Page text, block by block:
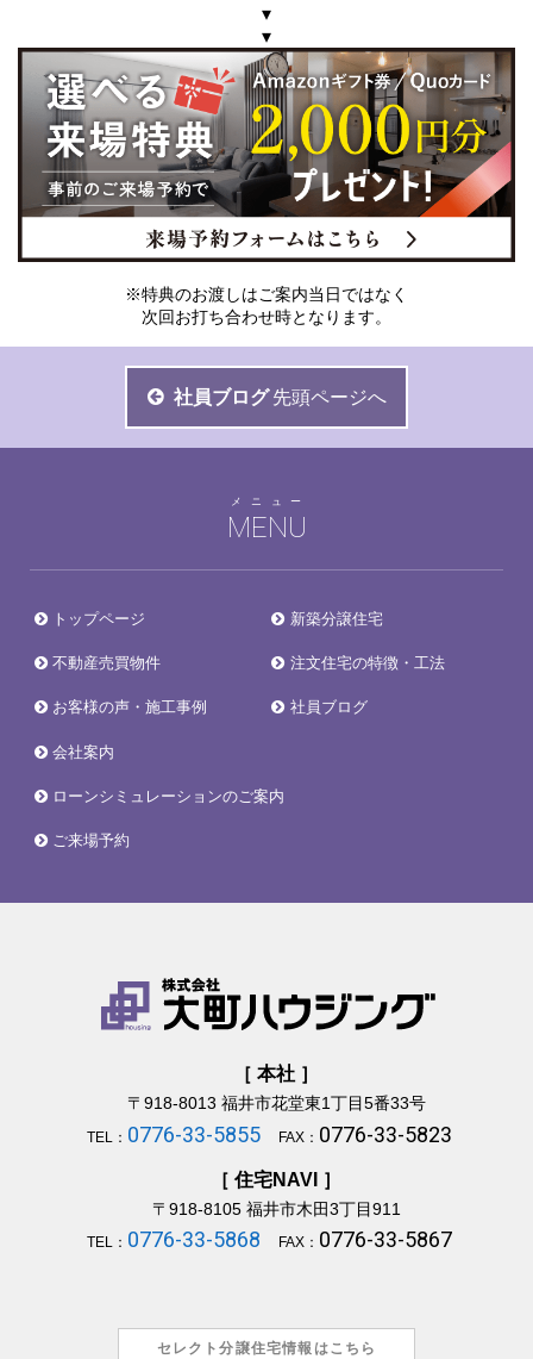
▾
▾
※特典のお渡しはご案内当日ではなく
次回お打ち合わせ時となります。
社員ブログ 先頭ページへ
MENU
メニュー
トップページ 新築分譲住宅
不動産売買物件 注文住宅の特徴・工法
お客様の声・施工事例 社員ブログ
会社案内
ローンシミュレーションのご案内
ご来場予約
［ 本社 ］
〒918-8013 福井市花堂東1丁目5番33号
TEL： 0776-33-5855 FAX： 0776-33-5823
［ 住宅NAVI ］
〒918-8105福井市木田3丁目911
TEL： 0776-33-5868 FAX： 0776-33-5867
セレクト分譲住宅情報はこちら